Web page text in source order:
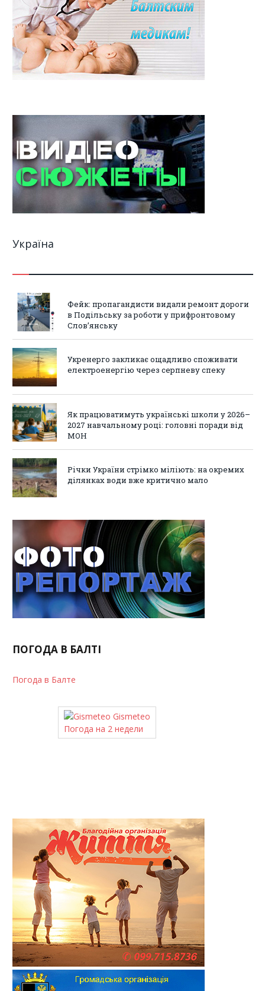
Україна
Фейк: пропагандисти видали ремонт дороги
в Подільську за роботи у прифронтовому
Слов’янську
Укренерго закликає ощадливо споживати
електроенергію через серпневу спеку
Як працюватимуть українські школи у 2026–
2027 навчальному році: головні поради від
МОН
Річки України стрімко міліють: на окремих
ділянках води вже критично мало
ПОГОДА В БАЛТІ
Погода в Балте
Gismeteo
Погода на 2 недели